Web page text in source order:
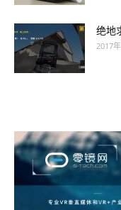
绝地
2017